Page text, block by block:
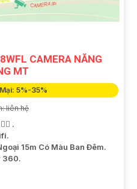
CAMERA NĂNG
MT
5%-35%
liên hệ
.
15m Có Màu Ban Ðêm.
360.